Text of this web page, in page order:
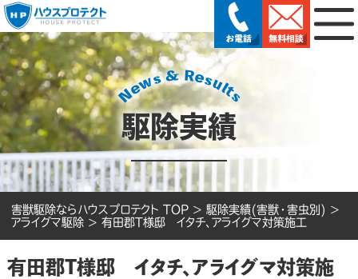
駆除実績
害獣駆除ならハウスプロテクト TOP > 駆除実績(害獣・害虫別) >
アライグマ駆除 > 有田郡T様邸 イタチ、アライグマ対策施工
有田郡T様邸 イタチ、アライグマ対策施